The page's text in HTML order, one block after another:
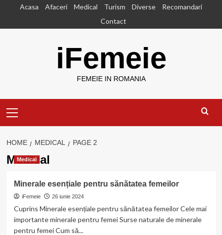
content
Acasa Afaceri Medical Turism Diverse
Recomandari
Contact
iFemeie
FEMEIE IN ROMANIA
Menu
HOME MEDICAL PAGE 2
Medical
Medical
Minerale esențiale pentru sănătatea femeilor
iFemeie 26 iunie 2024
Cuprins Minerale esențiale pentru sănătatea femeilor Cele mai
importante minerale pentru femei Surse naturale de minerale
pentru femei Cum să...